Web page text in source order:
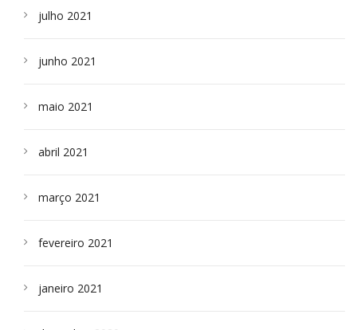
julho 2021
junho 2021
maio 2021
abril 2021
março 2021
fevereiro 2021
janeiro 2021